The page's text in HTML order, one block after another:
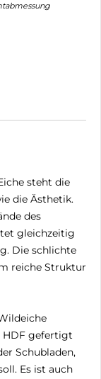
steht die
die Ästhetik.
des
gleichzeitig
Die schlichte
reiche Struktur
HDF gefertigt
Schubladen,
Es ist auch